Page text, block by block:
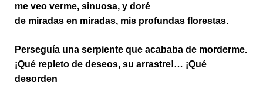
me veo verme, sinuosa, y doré
de miradas en miradas, mis profundas florestas.
Perseguía una serpiente que acababa de morderme.
¡Qué repleto de deseos, su arrastre!… ¡Qué
desorden